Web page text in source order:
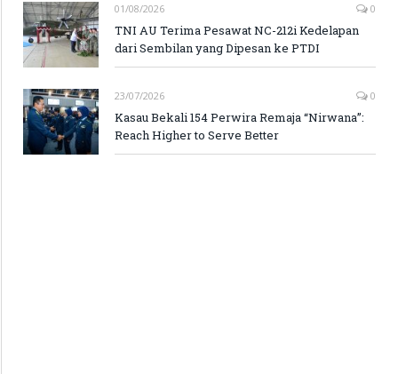
01/08/2026 0
TNI AU Terima Pesawat NC-212i Kedelapan
dari Sembilan yang Dipesan ke PTDI
23/07/2026 0
Kasau Bekali 154 Perwira Remaja “Nirwana”:
Reach Higher to Serve Better